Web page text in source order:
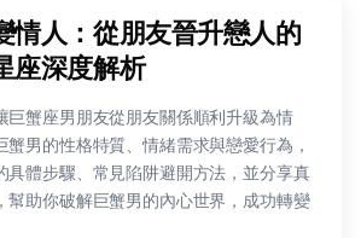
情人：從朋友晉升戀人的
座深度解析
巨蟹座男朋友從朋友關係順利升級為情
蟹男的性格特質、情緒需求與戀愛行為，
具體步驟、常見陷阱避開方法，並分享真
幫助你破解巨蟹男的內心世界，成功轉變